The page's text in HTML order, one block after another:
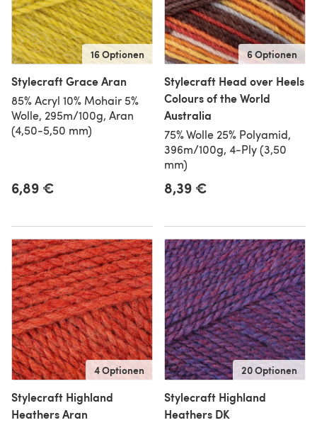
16 Optionen
Stylecraft Grace Aran
85% Acryl 10% Mohair 5%
Wolle, 295m/100g, Aran
(4,50-5,50 mm)
6,89 €
6 Optionen
Stylecraft Head over Heels
Colours of the World
Australia
75% Wolle 25% Polyamid,
396m/100g, 4-Ply (3,50
mm)
8,39 €
4 Optionen
Stylecraft Highland
Heathers Aran
20 Optionen
Stylecraft Highland
Heathers DK